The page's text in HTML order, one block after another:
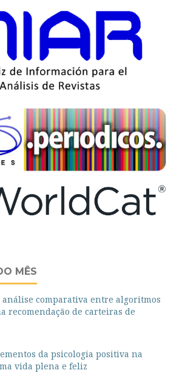
MÊS
análise comparativa entre algoritmos
recomendação de carteiras de
da psicologia positiva na
vida plena e feliz